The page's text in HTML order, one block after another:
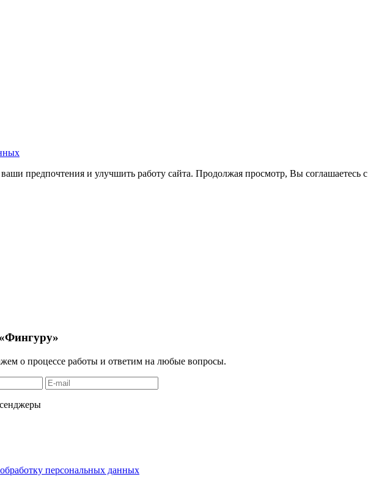
предпочтения и улучшить работу сайта. Продолжая просмотр, Вы соглашаетесь с
о процессе работы и ответим на любые вопросы.
обработку персональных данных